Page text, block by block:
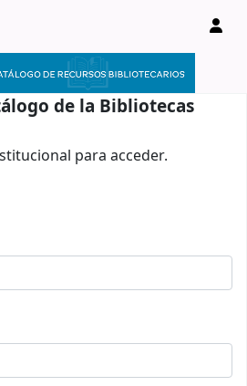
de la Bibliotecas
para acceder.